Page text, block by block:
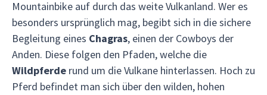
Mountainbike auf durch das weite Vulkanland. Wer es
besonders ursprünglich mag, begibt sich in die sichere
Begleitung eines Chagras, einen der Cowboys der
Anden. Diese folgen den Pfaden, welche die
Wildpferde rund um die Vulkane hinterlassen. Hoch zu
Pferd befindet man sich über den wilden, hohen